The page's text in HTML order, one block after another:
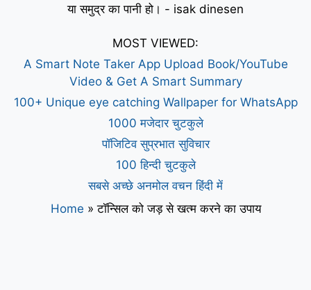
या समुद्र का पानी हो। - isak dinesen
MOST VIEWED:
A Smart Note Taker App Upload Book/YouTube
Video & Get A Smart Summary
100+ Unique eye catching Wallpaper for WhatsApp
1000 मजेदार चुटकुले
पॉजिटिव सुप्रभात सुविचार
100 हिन्दी चुटकुले
सबसे अच्छे अनमोल वचन हिंदी में
Home »टॉन्सिल को जड़ से खत्म करने का उपाय